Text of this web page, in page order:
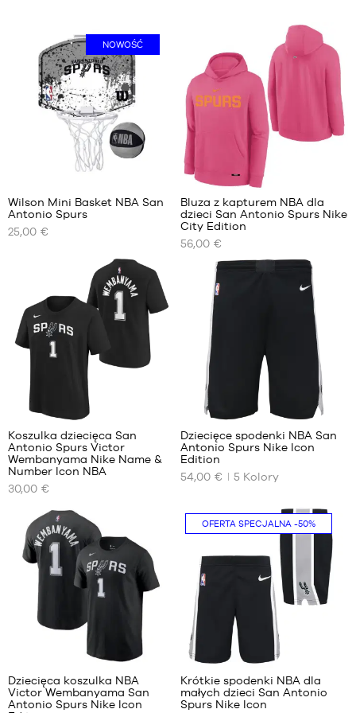
NOWOŚĆ
NASZE
DOSTĘPNE
3
Wilson Mini Basket NBA San
Antonio Spurs
25,00 €
NASZE
DOSTĘPNE
ROZMIARY
dziecko
– od
125 cm
do 135
cm
M –
dziecko
– od
135 cm
do 150
cm
L –
dziecko
– od
do 165
cm
dziecko
– od
165 cm
do 180
cm
Bluza z kapturem NBA dla
dzieci San Antonio Spurs Nike
City Edition
56,00 €
NASZE
DOSTĘPNE
ROZMIARY
dziecko
– od
125 cm
do 135
cm
M –
dziecko
– od
L –
dziecko
10
Koszulka dziecięca San
Antonio Spurs Victor
Wembanyama Nike Name &
Number Icon NBA
30,00 €
NASZE
ROZMIARY
M –
dziecko
135 cm
do 150
cm
L –
dziecko
– od
150 cm
do 165
XL –
dziecko
30
Dziecięce spodenki NBA San
Antonio Spurs Nike Icon
Edition
54,00 €
5 Kolory
NASZE
Dziecięca koszulka NBA
Victor Wembanyama San
Antonio Spurs Nike Icon
OFERTA SPECJALNA -50%
NASZE
Krótkie spodenki NBA dla
małych dzieci San Antonio
Spurs Nike Icon